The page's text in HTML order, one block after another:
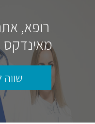
רופא,
מאינדקס